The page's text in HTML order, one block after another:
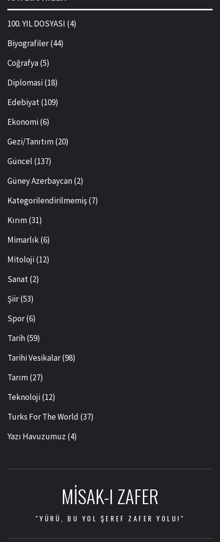
100. YIL DOSYASI (4)
Biyografiler(44)
Coğrafya(5)
Diplomasi(18)
Edebiyat(109)
Ekonomi(6)
Gezi/Tanıtım(20)
Güncel (137)
Güney Azerbaycan(2)
Kategorilendirilmemiş(7)
Kırım(31)
Mimarlık(6)
Mitoloji(12)
Sanat(2)
Şiir(53)
Spor(6)
Tarih(59)
Tarihi Vesikalar(98)
Tarım(27)
Teknoloji(12)
Turks For The World (37)
Yazı Havuzumuz (4)
MISAK-I ZAFER
"YÜRÜ, BU YOL ŞEREF ZAFER YOLU!"